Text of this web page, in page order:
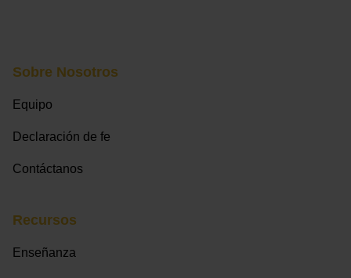
Sobre Nosotros
Equipo
Declaración de fe
Contáctanos
Recursos
Enseñanza